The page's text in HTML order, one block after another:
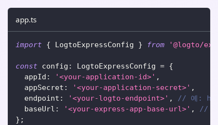
app.ts
import { LogtoExpressConfig } from '@logto/
const config : LogtoExpressConfig = {
  appId
: '<your-application-id>' ,
  appSecret
: '<your-application-secret>' ,
  endpoint
: '<your-logto-endpoint>' ,
// 예:
  baseUrl
: '<your-express-app-base-url>' ,
//
} ;